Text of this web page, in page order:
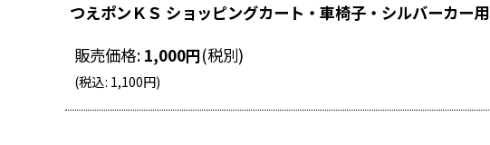
つえポンＫＳ ショッピングカート・車椅子・シルバーカー用
販売価格: 1,000円(税別)
(税込: 1,100円)